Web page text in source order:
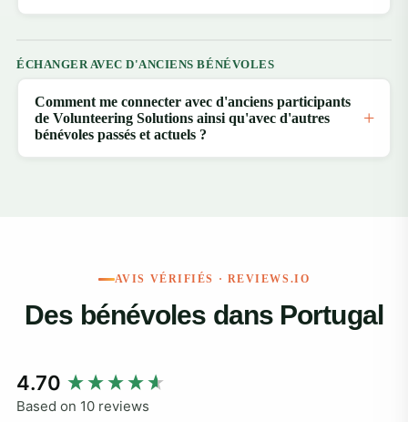
ÉCHANGER AVEC D'ANCIENS BÉNÉVOLES
Comment me connecter avec d'anciens participants
de Volunteering Solutions ainsi qu'avec d'autres
bénévoles passés et actuels ?
AVIS VÉRIFIÉS · REVIEWS.IO
Des bénévoles dans Portugal
4.70
Based on 10 reviews
New content loaded